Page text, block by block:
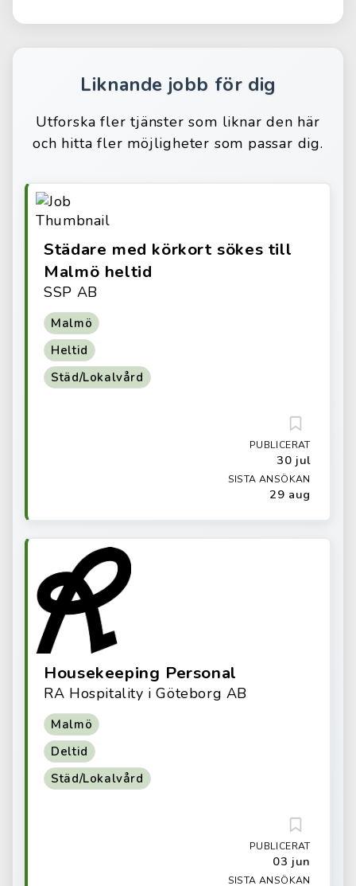
Liknande jobb för dig
Utforska fler tjänster som liknar den här
och hitta fler möjligheter som passar dig.
Städare med körkort sökes till
Malmö heltid
SSP AB
Malmö
Heltid
Städ/Lokalvård
PUBLICERAT
30 jul
SISTA ANSÖKAN
29 aug
Housekeeping Personal
RA Hospitality i Göteborg AB
Malmö
Deltid
Städ/Lokalvård
PUBLICERAT
03 jun
SISTA ANSÖKAN